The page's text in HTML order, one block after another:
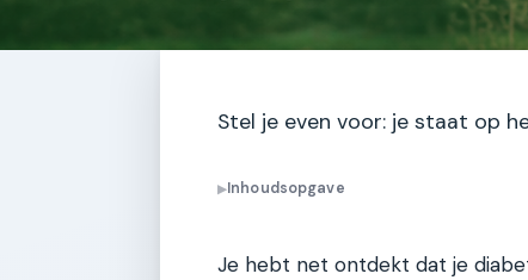
Stel je even voor: je staat op
▶Inhoudsopgave
Je hebt net ontdekt dat je